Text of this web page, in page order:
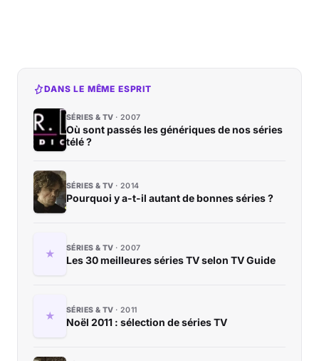
DANS LE MÊME ESPRIT
SÉRIES & TV 2007
Où sont passés les génériques de nos séries
télé ?
SÉRIES & TV 2014
Pourquoi y a-t-il autant de bonnes séries ?
SÉRIES & TV 2007
Les 30 meilleures séries TV selon TV Guide
SÉRIES & TV 2011
Noël 2011 : sélection de séries TV